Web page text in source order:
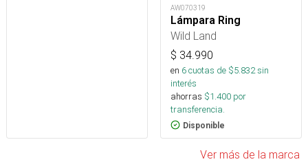
AW070319
Lámpara Ring
Wild Land
$ 34.990
en 6cuotas de $5.832sin
interés
ahorras $1.400 por
transferencia.
Disponible
Ver más de la marca